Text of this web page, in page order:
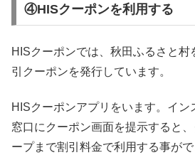
④HISクーポンを利用する
HISクーポンでは、秋田ふるさと村
引クーポンを発行しています。
HISクーポンアプリをいます。イン
窓口にクーポン画面を提示すると
ープまで割引料金で利用する事がで